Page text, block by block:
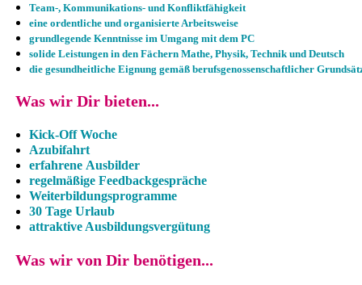
Team-, Kommunikations- und Konfliktfähigkeit
eine ordentliche und organisierte Arbeitsweise
grundlegende Kenntnisse im Umgang mit dem PC
solide Leistungen in den Fächern Mathe, Physik, Technik und Deutsch
die gesundheitliche Eignung gemäß berufsgenossenschaftlicher
Was wir Dir bieten...
Kick-Off Woche
Azubifahrt
erfahrene Ausbilder
regelmäßige Feedbackgespräche
Weiterbildungsprogramme
30 Tage Urlaub
attraktive Ausbildungsvergütung
Was wir von Dir benötigen...